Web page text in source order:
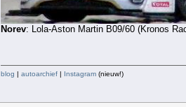
Norev: Lola-Aston Martin B09/60 (Kronos
blog | autoarchief | Instagram (nieuw!)